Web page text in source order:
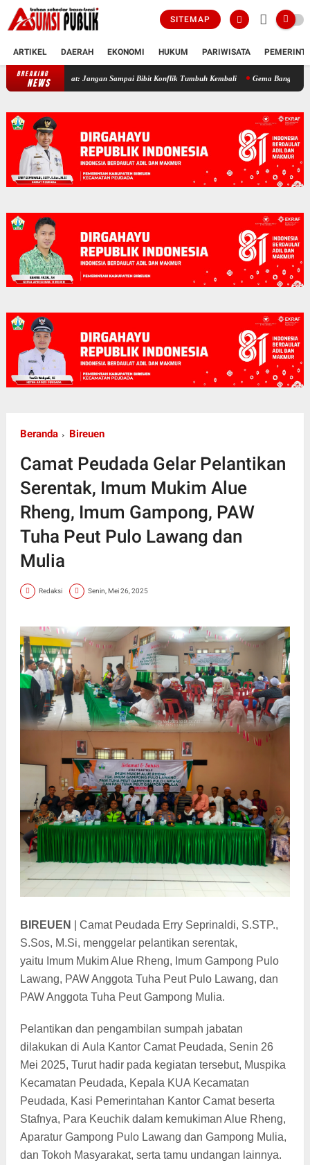
SITEMAP
ARTIKEL DAERAH EKONOMI HUKUM PARIWISATA
BREAKING
NEWS21 Tahun Damai Aceh, JASA Bireuen Ingatkan Pemerintah Pusat: Jangan
Beranda Bireuen
Camat Peudada Gelar Pelantikan
Serentak, Imum Mukim Alue
Rheng, Imum Gampong, PAW
Tuha Peut Pulo Lawang dan
Mulia
Redaksi Senin, Mei 26, 2025
BIREUEN
| Camat Peudada Erry Seprinaldi, S.STP.,
S.Sos, M.Si, menggelar pelantikan serentak,
yaitu Imum Mukim Alue Rheng, Imum Gampong Pulo
Lawang, PAW Anggota Tuha Peut Pulo Lawang, dan
PAW Anggota Tuha Peut Gampong Mulia.
Pelantikan dan pengambilan sumpah jabatan
dilakukan di Aula Kantor Camat Peudada, Senin 26
Mei 2025, Turut hadir pada kegiatan tersebut, Muspika
Kecamatan Peudada, Kepala KUA Kecamatan
Peudada, Kasi Pemerintahan Kantor Camat beserta
Stafnya, Para Keuchik dalam kemukiman Alue Rheng,
Aparatur Gampong Pulo Lawang dan Gampong Mulia,
dan Tokoh Masyarakat, serta tamu undangan lainnya.